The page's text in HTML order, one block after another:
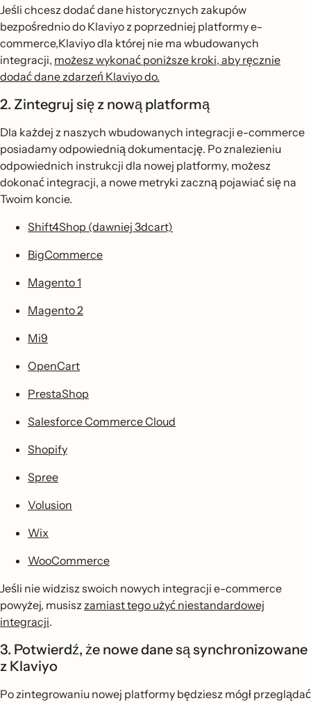
Jeśli chcesz dodać dane historycznych zakupów
bezpośrednio do Klaviyo z poprzedniej platformy e-
commerce,Klaviyo dla której nie ma wbudowanych
integracji, możesz wykonać poniższe kroki, aby ręcznie
dodać dane zdarzeń Klaviyo do.
2. Zintegruj się z nową platformą
Dla każdej z naszych wbudowanych integracji e-commerce
posiadamy odpowiednią dokumentację. Po znalezieniu
odpowiednich instrukcji dla nowej platformy, możesz
dokonać integracji, a nowe metryki zaczną pojawiać się na
Twoim koncie.
Shift4Shop (dawniej 3dcart)
BigCommerce
Magento 1
Magento 2
Mi9
OpenCart
PrestaShop
Salesforce Commerce Cloud
Shopify
Spree
Volusion
Wix
WooCommerce
Jeśli nie widzisz swoich nowych integracji e-commerce
powyżej, musiszzamiast tego użyć niestandardowej
integracji.
3. Potwierdź, że nowe dane są synchronizowane
z Klaviyo
Po zintegrowaniu nowej platformy będziesz mógł przeglądać